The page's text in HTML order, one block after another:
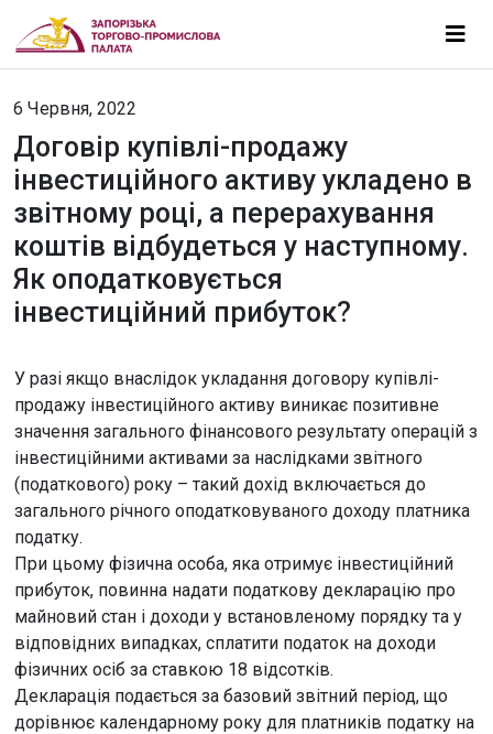
6 Червня, 2022
Договір купівлі-продажу
інвестиційного активу укладено в
звітному році, а перерахування
коштів відбудеться у наступному.
Як оподатковується
інвестиційний прибуток?
У разі якщо внаслідок укладання договору купівлі-
продажу інвестиційного активу виникає позитивне
значення загального фінансового результату операцій з
інвестиційними активами за наслідками звітного
(податкового) року – такий дохід включається до
загального річного оподатковуваного доходу платника
податку.
При цьому фізична особа, яка отримує інвестиційний
прибуток, повинна надати податкову декларацію про
майновий стан і доходи у встановленому порядку та у
відповідних випадках, сплатити податок на доходи
фізичних осіб за ставкою 18 відсотків.
Декларація подається за базовий звітний період, що
дорівнює календарному року для платників податку на